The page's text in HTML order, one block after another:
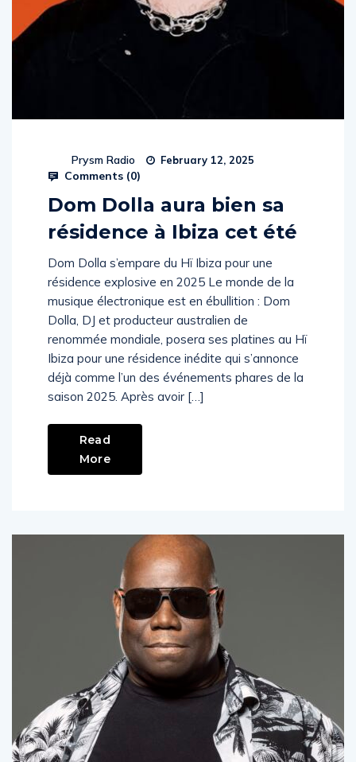
Prysm Radio February 12, 2025
Comments (0)
Dom Dolla aura bien sa
résidence à Ibiza cet été
Dom Dolla s’empare du Hï Ibiza pour une
résidence explosive en 2025 Le monde de la
musique électronique est en ébullition : Dom
Dolla, DJ et producteur australien de
renommée mondiale, posera ses platines au Hï
Ibiza pour une résidence inédite qui s’annonce
déjà comme l’un des événements phares de la
saison 2025. Après avoir […]
Read
More